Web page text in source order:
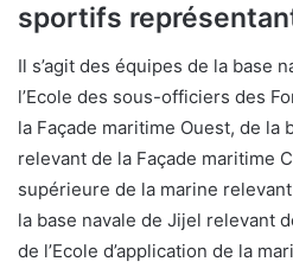
sportifs
Il s’agit des équipes de la base
l’Ecole des sous-officiers des
la Façade maritime Ouest, de la
relevant de la Façade maritime
supérieure de la marine
la base navale de Jijel relevant
de l’Ecole d’application de la